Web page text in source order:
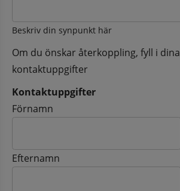
Beskriv din synpunkt här
Om du önskar återkoppling, fyll i dina
kontaktuppgifter
Kontaktuppgifter
Kontaktuppgifter
Förnamn
Efternamn